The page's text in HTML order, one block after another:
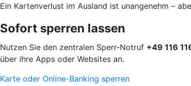
Ein Kartenverlust im Ausland ist unangenehm –
Sofort sperren lassen
Nutzen Sie den zentralen Sperr-Notruf +49 116
über ihre Apps oder Websites an.
Karte oder Online-Banking sperren